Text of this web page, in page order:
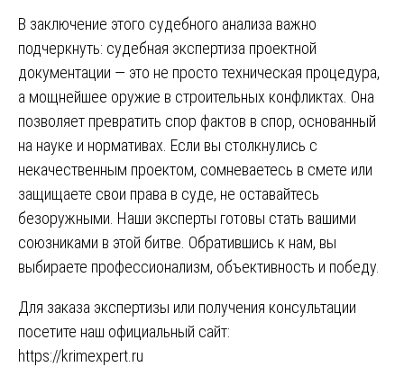
В заключение этого судебного анализа важно
подчеркнуть: судебная экспертиза проектной
документации — это не просто техническая процедура,
а мощнейшее оружие в строительных конфликтах. Она
позволяет превратить спор фактов в спор, основанный
на науке и нормативах. Если вы столкнулись с
некачественным проектом, сомневаетесь в смете или
защищаете свои права в суде, не оставайтесь
безоружными. Наши эксперты готовы стать вашими
союзниками в этой битве. Обратившись к нам, вы
выбираете профессионализм, объективность и победу.
Для заказа экспертизы или получения консультации
посетите наш официальный сайт:
https://krimexpert.ru